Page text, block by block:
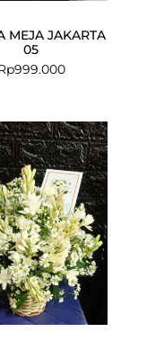
MEJA JAKARTA
05
999.000